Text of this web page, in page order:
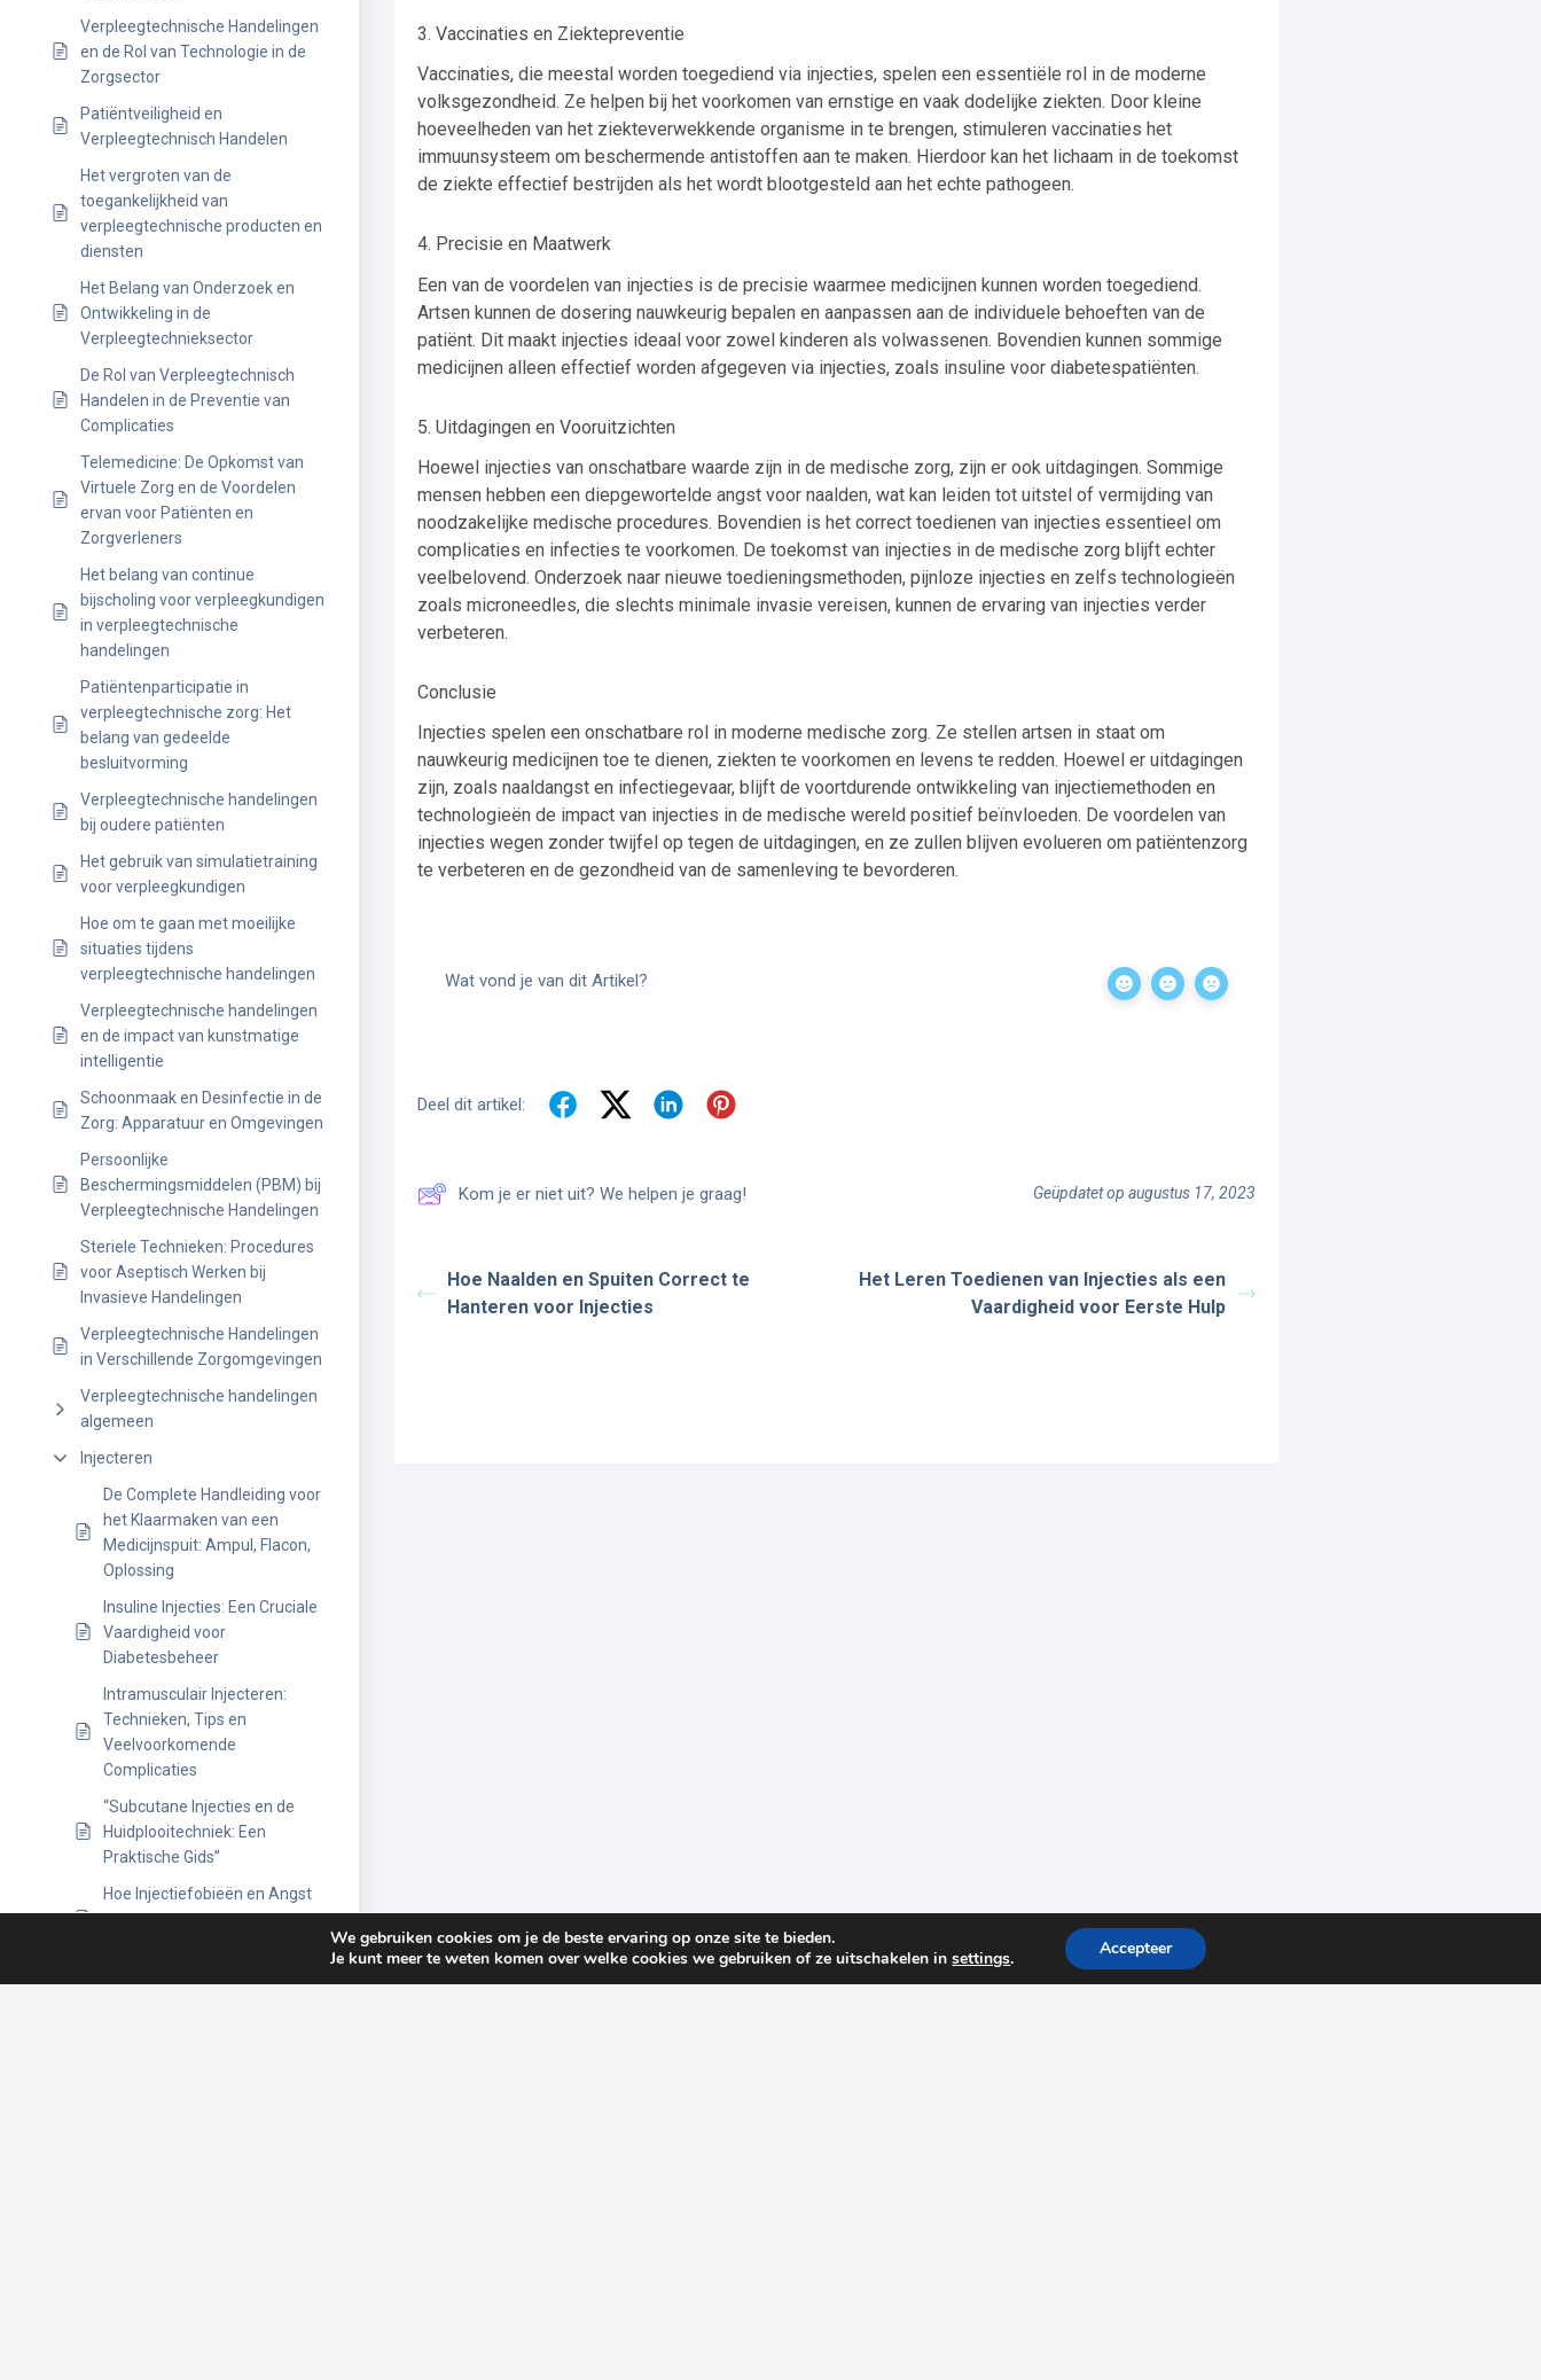
Verpleegtechnische Handelingen
en de Rol van Technologie in de
Zorgsector
Patiëntveiligheid en
Verpleegtechnisch Handelen
Het vergroten van de
toegankelijkheid van
verpleegtechnische producten en
diensten
Het Belang van Onderzoek en
Ontwikkeling in de
Verpleegtechnieksector
De Rol van Verpleegtechnisch
Handelen in de Preventie van
Complicaties
Telemedicine: De Opkomst van
Virtuele Zorg en de Voordelen
ervan voor Patiënten en
Zorgverleners
Het belang van continue
bijscholing voor verpleegkundigen
in verpleegtechnische
handelingen
Patiëntenparticipatie in
verpleegtechnische zorg: Het
belang van gedeelde
besluitvorming
Verpleegtechnische handelingen
bij oudere patiënten
Het gebruik van simulatietraining
voor verpleegkundigen
Hoe om te gaan met moeilijke
situaties tijdens
verpleegtechnische handelingen
Verpleegtechnische handelingen
en de impact van kunstmatige
intelligentie
Schoonmaak en Desinfectie in de
Zorg: Apparatuur en Omgevingen
Persoonlijke
Beschermingsmiddelen (PBM) bij
Verpleegtechnische Handelingen
Steriele Technieken: Procedures
voor Aseptisch Werken bij
Invasieve Handelingen
Verpleegtechnische Handelingen
in Verschillende Zorgomgevingen
Verpleegtechnische handelingen
algemeen
Injecteren
De Complete Handleiding voor
het Klaarmaken van een
Medicijnspuit: Ampul, Flacon,
Oplossing
Insuline Injecties: Een Cruciale
Vaardigheid voor
Diabetesbeheer
Intramusculair Injecteren:
Technieken, Tips en
Veelvoorkomende
Complicaties
“Subcutane Injecties en de
Huidplooitechniek: Een
Praktische Gids”
Hoe Injectiefobieën en Angst
bij Patiënten kunnen worden
Innovatieve Technieken voor
3. Vaccinaties en Ziektepreventie
Vaccinaties, die meestal worden toegediend via injecties, spelen een essentiële rol in de moderne
volksgezondheid. Ze helpen bij het voorkomen van ernstige en vaak dodelijke ziekten. Door kleine
hoeveelheden van het ziekteverwekkende organisme in te brengen, stimuleren vaccinaties het
immuunsysteem om beschermende antistoffen aan te maken. Hierdoor kan het lichaam in de toekomst
de ziekte effectief bestrijden als het wordt blootgesteld aan het echte pathogeen.
4. Precisie en Maatwerk
Een van de voordelen van injecties is de precisie waarmee medicijnen kunnen worden toegediend.
Artsen kunnen de dosering nauwkeurig bepalen en aanpassen aan de individuele behoeften van de
patiënt. Dit maakt injecties ideaal voor zowel kinderen als volwassenen. Bovendien kunnen sommige
medicijnen alleen effectief worden afgegeven via injecties, zoals insuline voor diabetespatiënten.
5. Uitdagingen en Vooruitzichten
Hoewel injecties van onschatbare waarde zijn in de medische zorg, zijn er ook uitdagingen. Sommige
mensen hebben een diepgewortelde angst voor naalden, wat kan leiden tot uitstel of vermijding van
noodzakelijke medische procedures. Bovendien is het correct toedienen van injecties essentieel om
complicaties en infecties te voorkomen. De toekomst van injecties in de medische zorg blijft echter
veelbelovend. Onderzoek naar nieuwe toedieningsmethoden, pijnloze injecties en zelfs technologieën
zoals microneedles, die slechts minimale invasie vereisen, kunnen de ervaring van injecties verder
verbeteren.
Conclusie
Injecties spelen een onschatbare rol in moderne medische zorg. Ze stellen artsen in staat om
nauwkeurig medicijnen toe te dienen, ziekten te voorkomen en levens te redden. Hoewel er uitdagingen
zijn, zoals naaldangst en infectiegevaar, blijft de voortdurende ontwikkeling van injectiemethoden en
technologieën de impact van injecties in de medische wereld positief beïnvloeden. De voordelen van
injecties wegen zonder twijfel op tegen de uitdagingen, en ze zullen blijven evolueren om patiëntenzorg
te verbeteren en de gezondheid van de samenleving te bevorderen.
Wat vond je van dit Artikel?
Deel dit artikel:
Kom je er niet uit? We helpen je graag! Geüpdatet op augustus 17, 2023
Hoe Naalden en Spuiten Correct te
Hanteren voor Injecties
Het Leren Toedienen van Injecties als een
Vaardigheid voor Eerste Hulp
We gebruiken cookies om je de beste ervaring op onze site te bieden.
Je kunt meer te weten komen over welke cookies we gebruiken of ze uitschakelen insettings. Accepteer